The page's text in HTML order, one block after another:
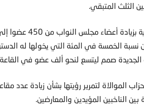
الثلث المتبقي.
الجديدة صمم ليتسع لنحو ألف عضو في
الموالاة لتمرير رؤيتها بشأن زيادة عدد
بين الناخبين المؤيدين والمعارضين.